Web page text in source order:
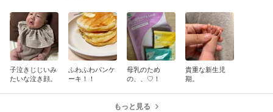
子泣きじじいみ
たいな泣き顔。
ふわふわパンケ
ーキ！！
母乳のため
の、、♡！
貴重な新生児
期。
もっと見る